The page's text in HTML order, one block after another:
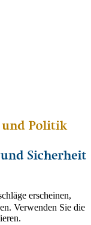
erscheinen,
Verwenden Sie die